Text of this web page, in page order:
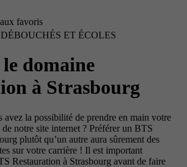
favoris
ET ÉCOLES
domaine
à Strasbourg
avez la possibilité de prendre en main votre
notre site internet ? Préférer un BTS
plutôt qu’un autre aura sûrement des
sur votre carrière ! Il est important
Restauration à Strasbourg avant de faire